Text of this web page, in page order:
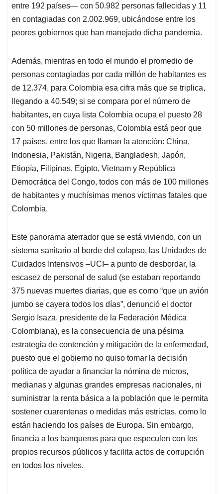
entre 192 países— con 50.982 personas fallecidas y 11
en contagiadas con 2.002.969, ubicándose entre los
peores gobiernos que han manejado dicha pandemia.
Además, mientras en todo el mundo el promedio de
personas contagiadas por cada millón de habitantes es
de 12.374, para Colombia esa cifra más que se triplica,
llegando a 40.549; si se compara por el número de
habitantes, en cuya lista Colombia ocupa el puesto 28
con 50 millones de personas, Colombia está peor que
17 países, entre los que llaman la atención: China,
Indonesia, Pakistán, Nigeria, Bangladesh, Japón,
Etiopía, Filipinas, Egipto, Vietnam y República
Democrática del Congo, todos con más de 100 millones
de habitantes y muchísimas menos víctimas fatales que
Colombia.
Este panorama aterrador que se está viviendo, con un
sistema sanitario al borde del colapso, las Unidades de
Cuidados Intensivos –UCI– a punto de desbordar, la
escasez de personal de salud (se estaban reportando
375 nuevas muertes diarias, que es como “que un avión
jumbo se cayera todos los días”, denunció el doctor
Sergio Isaza, presidente de la Federación Médica
Colombiana), es la consecuencia de una pésima
estrategia de contención y mitigación de la enfermedad,
puesto que el gobierno no quiso tomar la decisión
política de ayudar a financiar la nómina de micros,
medianas y algunas grandes empresas nacionales, ni
suministrar la renta básica a la población que le permita
sostener cuarentenas o medidas más estrictas, como lo
están haciendo los países de Europa. Sin embargo,
financia a los banqueros para que especulen con los
propios recursos públicos y facilita actos de corrupción
en todos los niveles.